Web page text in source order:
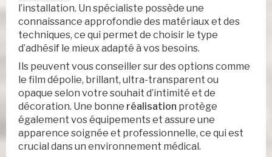
l’installation. Un spécialiste possède une
connaissance approfondie des matériaux et des
techniques, ce qui permet de choisir le type
d’adhésif le mieux adapté à vos besoins.
Ils peuvent vous conseiller sur des options comme
le film dépolie, brillant, ultra-transparent ou
opaque selon votre souhait d’intimité et de
décoration. Une bonne réalisation protège
également vos équipements et assure une
apparence soignée et professionnelle, ce qui est
crucial dans un environnement médical.